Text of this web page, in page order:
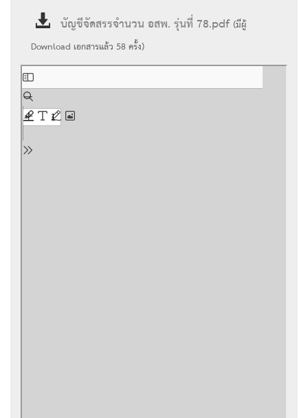
บัญชีจัดสรรจำนวน อสพ. รุ่นที่ 78.pdf(มีผู้
Download เอกสารแล้ว 58ครั้ง)